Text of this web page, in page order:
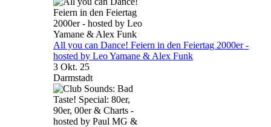
All you can Dance! Feiern in den Feiertag 2000er -
hosted by Leo Yamane & Alex Funk
3 Okt. 25
Darmstadt